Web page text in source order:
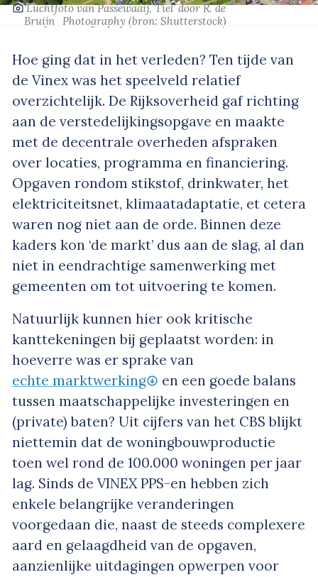
‘Luchtfoto van Passewaaij, Tiel’door R. de
Bruijn_Photography (bron: Shutterstock)
Hoe ging dat in het verleden? Ten tijde van
de Vinex was het speelveld relatief
overzichtelijk. De Rijksoverheid gaf richting
aan de verstedelijkingsopgave en maakte
met de decentrale overheden afspraken
over locaties, programma en financiering.
Opgaven rondom stikstof, drinkwater, het
elektriciteitsnet, klimaatadaptatie, et cetera
waren nog niet aan de orde. Binnen deze
kaders kon ‘de markt’ dus aan de slag, al dan
niet in eendrachtige samenwerking met
gemeenten om tot uitvoering te komen.
Natuurlijk kunnen hier ook kritische
kanttekeningen bij geplaatst worden: in
hoeverre was er sprake van
echte marktwerking
en een goede balans
tussen maatschappelijke investeringen en
(private) baten? Uit cijfers van het CBS blijkt
niettemin dat de woningbouwproductie
toen wel rond de 100.000 woningen per jaar
lag. Sinds de VINEX PPS-en hebben zich
enkele belangrijke veranderingen
voorgedaan die, naast de steeds complexere
aard en gelaagdheid van de opgaven,
aanzienlijke uitdagingen opwerpen voor